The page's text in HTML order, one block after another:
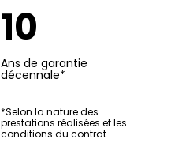
10
Ans de garantie
décennale*
*Selon la nature des
prestations réalisées et les
conditions du contrat.